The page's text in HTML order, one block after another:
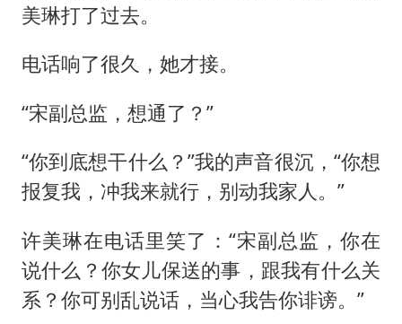
美琳打了过去。
电话响了很久，她才接。
“宋副总监，想通了？”
“你到底想干什么？”我的声音很沉，“你想
报复我，冲我来就行，别动我家人。”
许美琳在电话里笑了：“宋副总监，你在
说什么？你女儿保送的事，跟我有什么关
系？你可别乱说话，当心我告你诽谤。”